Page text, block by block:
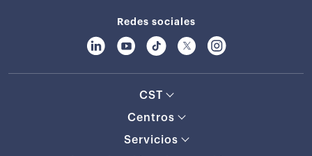
Redes sociales
CST
Centros
Servicios